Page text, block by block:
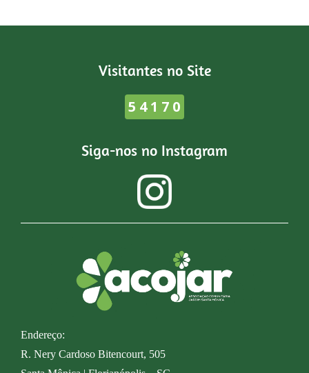
Visitantes no Site
54170
Siga-nos no Instagram
Endereço:
R. Nery Cardoso Bitencourt, 505